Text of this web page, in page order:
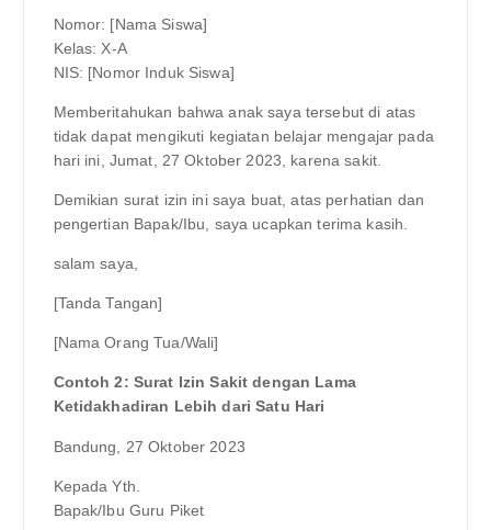
Nomor: [Nama Siswa]
Kelas: X-A
NIS: [Nomor Induk Siswa]
Memberitahukan bahwa anak saya tersebut di atas
tidak dapat mengikuti kegiatan belajar mengajar pada
hari ini, Jumat, 27 Oktober 2023, karena sakit.
Demikian surat izin ini saya buat, atas perhatian dan
pengertian Bapak/Ibu, saya ucapkan terima kasih.
salam saya,
[Tanda Tangan]
[Nama Orang Tua/Wali]
Contoh 2: Surat Izin Sakit dengan Lama
Ketidakhadiran Lebih dari Satu Hari
Bandung, 27 Oktober 2023
Kepada Yth.
Bapak/Ibu Guru Piket